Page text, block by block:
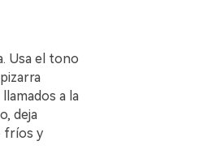
Usa el tono
a la
deja
fríos y